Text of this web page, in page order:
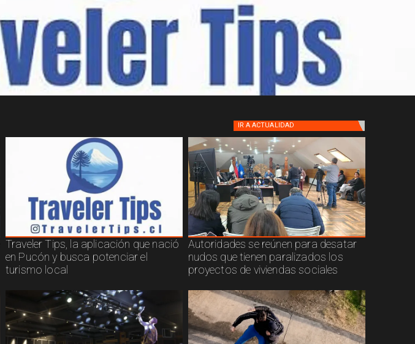
IR A ACTUALIDAD
Traveler Tips, la aplicación que nació
en Pucón y busca potenciar el
turismo local
Autoridades se reúnen para desatar
nudos que tienen paralizados los
proyectos de viviendas sociales